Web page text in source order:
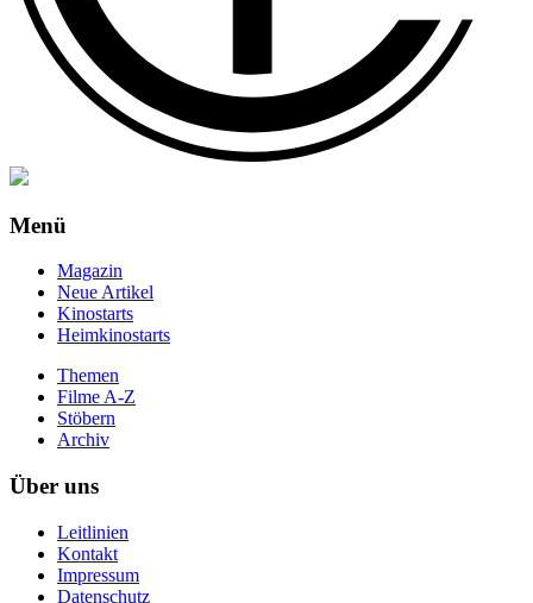
Menü
Magazin
Neue Artikel
Kinostarts
Heimkinostarts
Themen
Filme A-Z
Stöbern
Archiv
Über uns
Leitlinien
Kontakt
Impressum
Datenschutz